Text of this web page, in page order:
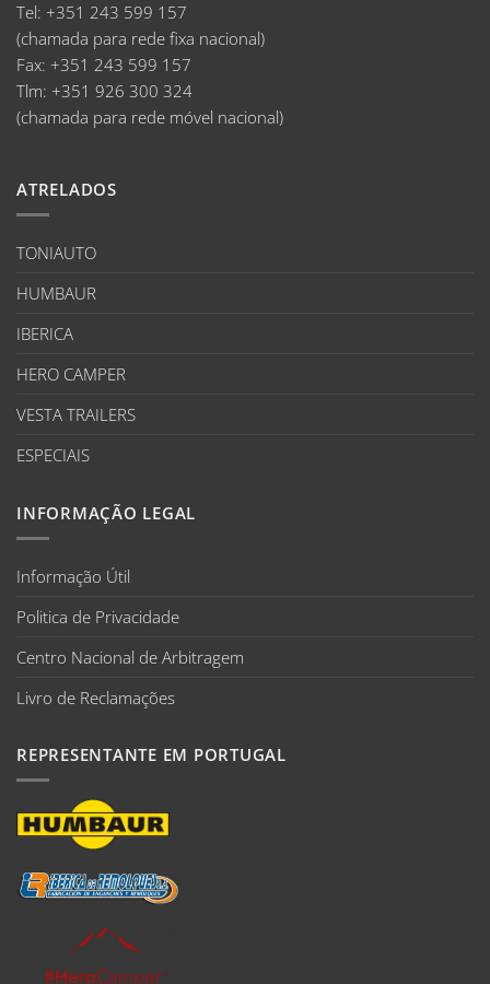
Tel: +351 243 599 157
(chamada para rede fixa nacional)
Fax: +351 243 599 157
Tlm: +351 926 300 324
(chamada para rede móvel nacional)
ATRELADOS
TONIAUTO
HUMBAUR
IBERICA
HERO CAMPER
VESTA TRAILERS
ESPECIAIS
INFORMAÇÃO LEGAL
Informação Útil
Politica de Privacidade
Centro Nacional de Arbitragem
Livro de Reclamações
REPRESENTANTE EM PORTUGAL